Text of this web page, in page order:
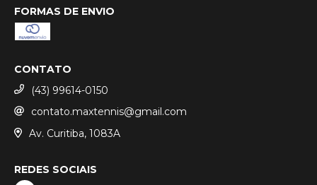
FORMAS DE ENVIO
CONTATO
(43) 99614-0150
contato.maxtennis@gmail.com
Av. Curitiba, 1083A
REDES SOCIAIS